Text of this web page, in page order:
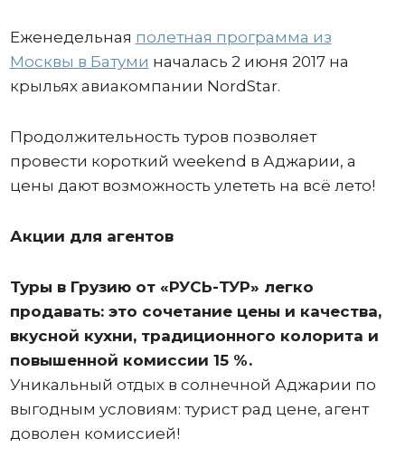
Еженедельная полетная программа из
Москвы в Батуми началась 2 июня 2017 на
крыльях авиакомпании NordStar.
Продолжительность туров позволяет
провести короткий weekend в Аджарии, а
цены дают возможность улететь на всё лето!
Акции для агентов
Туры в Грузию от «РУСЬ-ТУР» легко
продавать: это сочетание цены и качества,
вкусной кухни, традиционного колорита и
повышенной комиссии 15 %.
Уникальный отдых в солнечной Аджарии по
выгодным условиям: турист рад цене, агент
доволен комиссией!